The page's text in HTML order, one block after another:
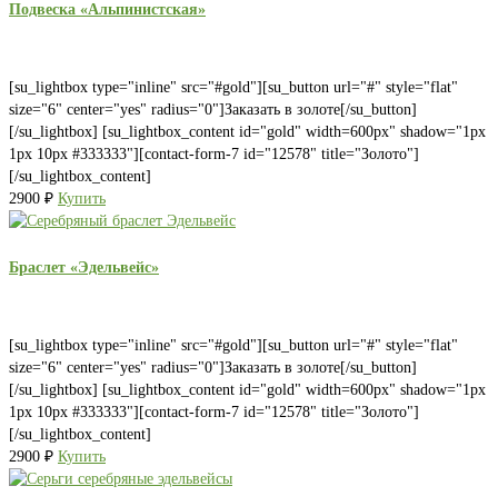
Подвеска «Альпинистская»
[su_lightbox type="inline" src="#gold"][su_button url="#" style="flat"
size="6" center="yes" radius="0"]Заказать в золоте[/su_button]
[/su_lightbox] [su_lightbox_content id="gold" width=600px" shadow="1px
1px 10px #333333"][contact-form-7 id="12578" title="Золото"]
[/su_lightbox_content]
2900 ₽ Купить
Браслет «Эдельвейс»
[su_lightbox type="inline" src="#gold"][su_button url="#" style="flat"
size="6" center="yes" radius="0"]Заказать в золоте[/su_button]
[/su_lightbox] [su_lightbox_content id="gold" width=600px" shadow="1px
1px 10px #333333"][contact-form-7 id="12578" title="Золото"]
[/su_lightbox_content]
2900 ₽ Купить